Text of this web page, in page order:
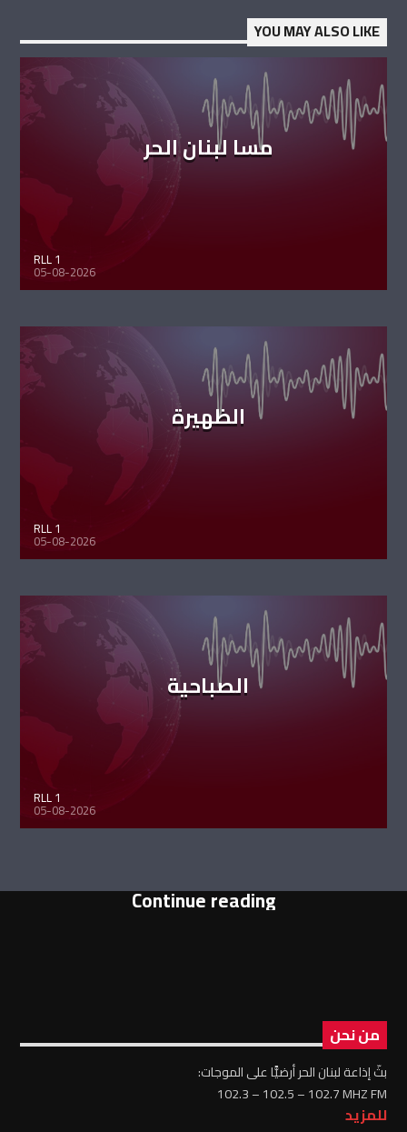
YOU MAY ALSO LIKE
مسا لبنان الحر
RLL 1
05-08-2026
الظهيرة
RLL 1
05-08-2026
الصباحية
RLL 1
05-08-2026
Continue reading
من نحن
بثّ إذاعة لبنان الحر أرضيًّا على الموجات:
102.3 – 102.5 – 102.7 MHZ FM
للمزيد